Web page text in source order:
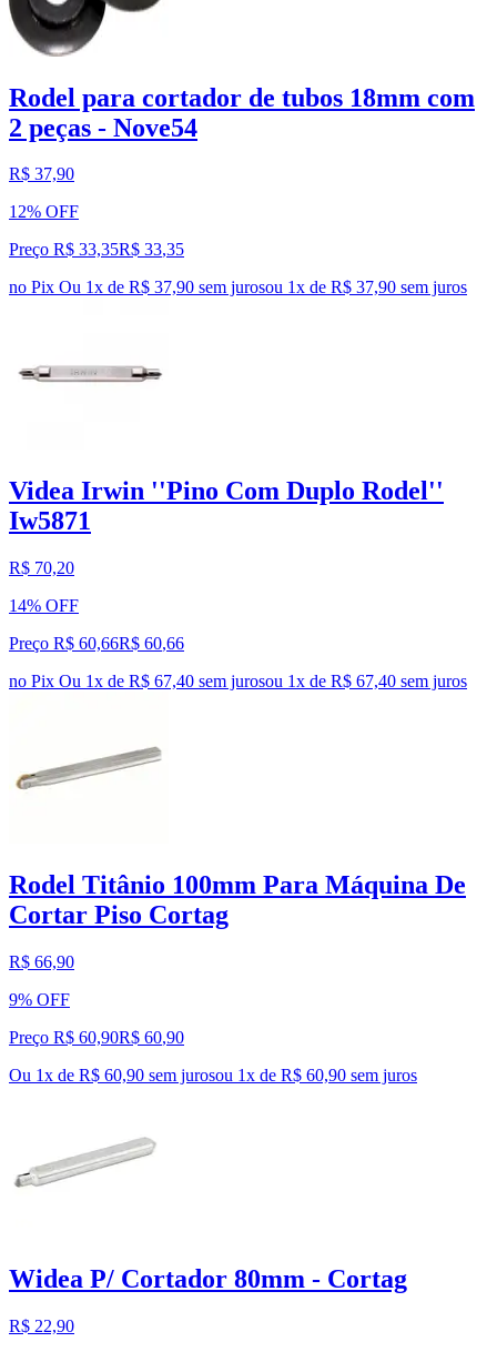
Rodel para cortador de tubos 18mm com
2 peças - Nove54
R$ 37,90
12% OFF
Preço R$ 33,35R$ 33,35
no Pix Ou 1x de R$ 37,90 sem jurosou 1x de R$ 37,90 sem juros
Videa Irwin ''Pino Com Duplo Rodel''
Iw5871
R$ 70,20
14% OFF
Preço R$ 60,66R$ 60,66
no Pix Ou 1x de R$ 67,40 sem jurosou 1x de R$ 67,40 sem juros
Rodel Titânio 100mm Para Máquina De
Cortar Piso Cortag
R$ 66,90
9% OFF
Preço R$ 60,90R$ 60,90
Ou 1x de R$ 60,90 sem jurosou 1x de R$ 60,90 sem juros
Widea P/ Cortador 80mm - Cortag
R$ 22,90